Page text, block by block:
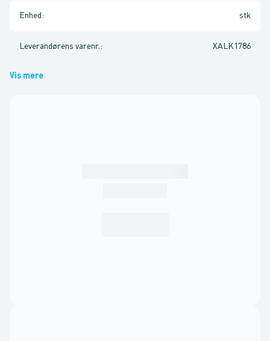
Enhed : stk
Leverandørens varenr. : XALK1786
Vis mere